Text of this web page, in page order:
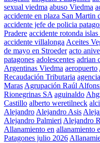
sexual viedma abuso Viedma
accidente en plaza San Martin
accidente jefe de policia
Pradere accidente rotonda
accidente villalonga Aceites
de mayo en Stroeder acto
patagones adolescentes adrian
Argentinas Viedma aeropuerto
Recaudación Tributaria
Maras Agrupación Raúl
Rionegrinas SA aguinaldo
Castillo alberto weretilneck
Alejandro Alejandro Asis
Alejandro Palmieri Alejandro
Allanamiento en allanamiento
Patagones julio 2026